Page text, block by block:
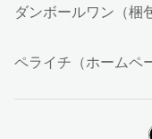
ダンボールワン（梱
ペライチ（ホームペ